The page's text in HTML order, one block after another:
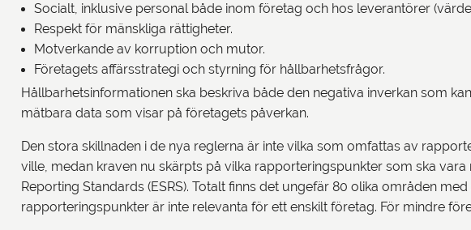
Socialt, inklusive personal både inom företag och hos leverantörer
Respekt för mänskliga rättigheter.
Motverkande av korruption och mutor.
Företagets affärsstrategi och styrning för hållbarhetsfrågor.
Hållbarhetsinformationen ska beskriva både den negativa inverkan som
mätbara data som visar på företagets påverkan.
Den stora skillnaden i de nya reglerna är inte vilka som omfattas av
ville, medan kraven nu skärpts på vilka rapporteringspunkter som ska
Reporting Standards (ESRS). Totalt finns det ungefär 80 olika områden
rapporteringspunkter är inte relevanta för ett enskilt företag. För mindre